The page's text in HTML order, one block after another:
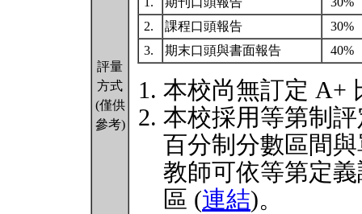
評量
方式
(僅供
參考)
2.
課程口頭報告
30%
3.
期末口頭與書面報告 40%
本校尚無訂定 A+
本校採用等第制
百分制分數區間
教師可依等第定
區 (連結)。